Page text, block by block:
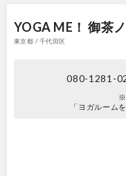
YOGA ME！ 御茶
東京都 / 千代田区
080-1281-
※
「ヨガルーム